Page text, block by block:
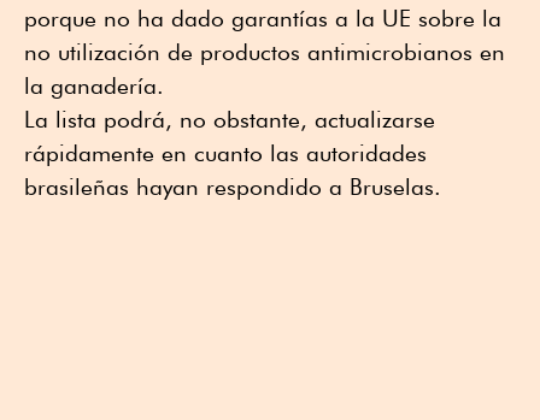
porque no ha dado garantías a la UE sobre la
no utilización de productos antimicrobianos en
la ganadería.
La lista podrá, no obstante, actualizarse
rápidamente en cuanto las autoridades
brasileñas hayan respondido a Bruselas.